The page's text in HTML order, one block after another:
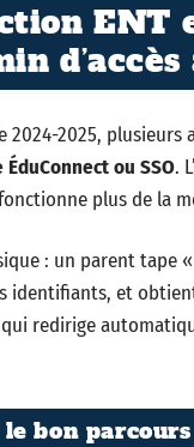
ENT
2024-2025,
ou SSO.
plus de la
: un parent tape
identifiants, et
qui redirige
bon